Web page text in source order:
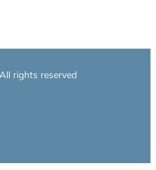
rights reserved